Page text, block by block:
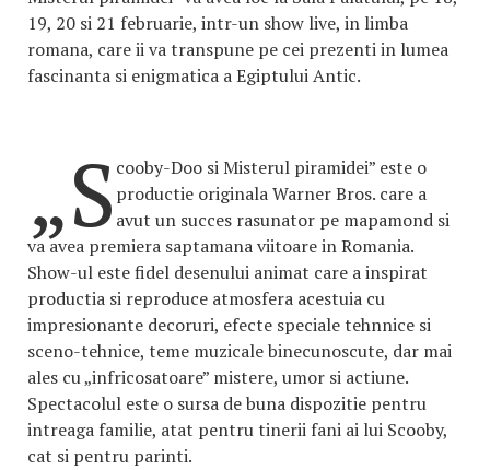
19, 20 si 21 februarie, intr-un show live, in limba
romana, care ii va transpune pe cei prezenti in lumea
fascinanta si enigmatica a Egiptului Antic.
„S cooby-Doo si Misterul piramidei” este o
productie originala Warner Bros. care a
avut un succes rasunator pe mapamond si
va avea premiera saptamana viitoare in Romania.
Show-ul este fidel desenului animat care a inspirat
productia si reproduce atmosfera acestuia cu
impresionante decoruri, efecte speciale tehnnice si
sceno-tehnice, teme muzicale binecunoscute, dar mai
ales cu „infricosatoare” mistere, umor si actiune.
Spectacolul este o sursa de buna dispozitie pentru
intreaga familie, atat pentru tinerii fani ai lui Scooby,
cat si pentru parinti.